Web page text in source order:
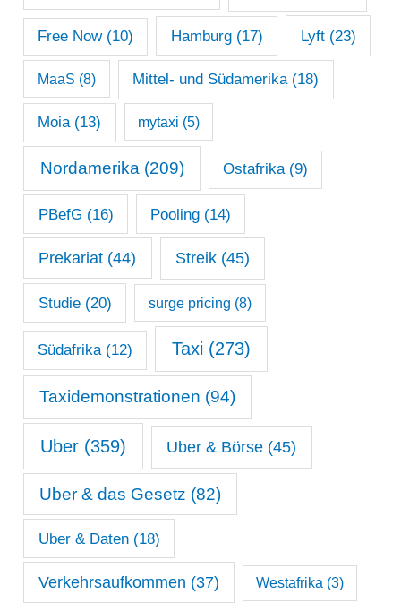
Free Now(10) Hamburg(17) Lyft(23)
MaaS (8) Mittel- und Südamerika(18)
Moia(13) mytaxi (5)
Nordamerika (209) Ostafrika(9)
PBefG (16) Pooling (14)
Prekariat (44) Streik(45)
Studie(20) surge pricing (8)
Südafrika(12) Taxi (273)
Taxidemonstrationen (94)
Uber (359) Uber & Börse (45)
Uber & das Gesetz (82)
Uber & Daten(18)
Verkehrsaufkommen (37) Westafrika (3)